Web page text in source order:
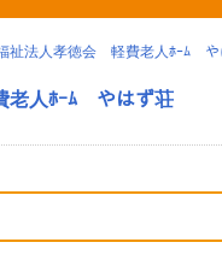
祉法人孝徳会 軽費老人ﾎｰﾑ や
老人ﾎｰﾑ やはず荘